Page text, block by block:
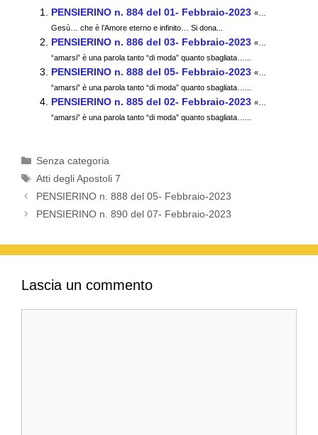
c
e
b
o
o
k
tt
er
ail at
s
A
p
p
e
gr
a
m
n
di
vi
di
PENSIERINO n. 884 del 01- Febbraio-2023 «…
Gesù… che è l’Amore eterno e infinito… Si dona...
PENSIERINO n. 886 del 03- Febbraio-2023 «…
“amarsi” è una parola tanto “di moda” quanto sbagliata…...
PENSIERINO n. 888 del 05- Febbraio-2023 «…
“amarsi” è una parola tanto “di moda” quanto sbagliata…...
PENSIERINO n. 885 del 02- Febbraio-2023 «…
“amarsi” è una parola tanto “di moda” quanto sbagliata…...
Categorie
Senza categoria
Tag
Atti degli Apostoli 7
PENSIERINO n. 888 del 05- Febbraio-2023
PENSIERINO n. 890 del 07- Febbraio-2023
Lascia un commento